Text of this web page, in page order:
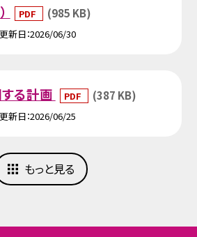
PDF (985 KB)
更新日 2026/06/30
る計画 PDF (387 KB)
更新日 2026/06/25
もっと見る